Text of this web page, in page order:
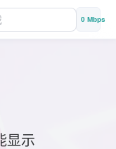
0 Mbps
显示